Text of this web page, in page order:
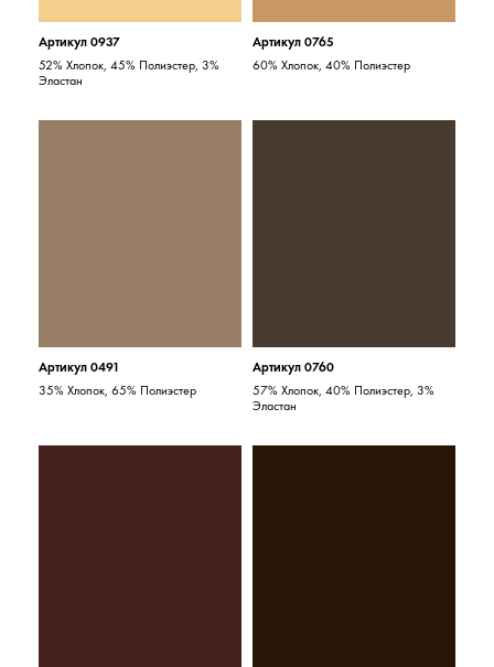
Артикул 0937
52% Хлопок, 45% Полиэстер, 3%
Эластан
Артикул 0765
60% Хлопок, 40% Полиэстер
Артикул 0491
35% Хлопок, 65% Полиэстер
Артикул 0760
57% Хлопок, 40% Полиэстер, 3%
Эластан